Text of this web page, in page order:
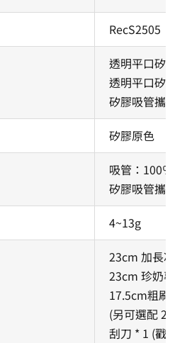
RecS2505
透明平口矽膠
透明平口矽膠
矽膠吸管攜帶
矽膠原色
吸管：100％
矽膠吸管攜帶
4~13g
23cm 加長冰
23cm 珍奶專
17.5cm粗刷子
(另可選配
刮刀 * 1 (戳洞